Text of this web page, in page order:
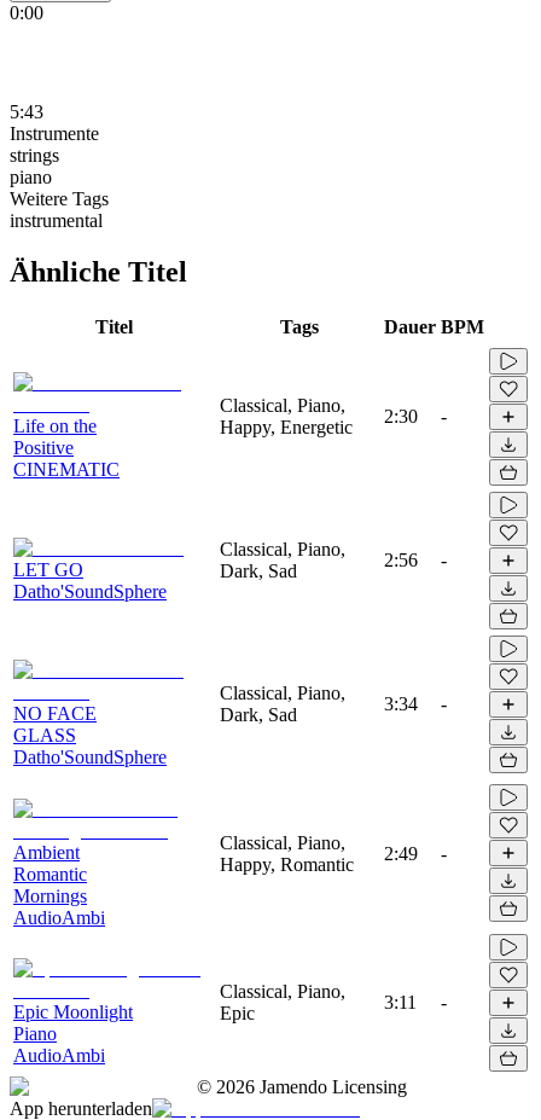
0:00
5:43
Instrumente
strings
piano
Weitere Tags
instrumental
Ähnliche Titel
Titel Tags Dauer BPM
Life on the
Positive
CINEMATIC
Classical, Piano,
Happy, Energetic
2:30 -
LET GO
Datho'SoundSphere
Classical, Piano,
Dark, Sad
2:56 -
NO FACE
GLASS
Datho'SoundSphere
Classical, Piano,
Dark, Sad
3:34 -
Ambient
Romantic
Mornings
AudioAmbi
Classical, Piano,
Happy, Romantic
2:49 -
Epic Moonlight
Piano
AudioAmbi
Classical, Piano,
Epic
3:11 -
© 2026 Jamendo Licensing
App herunterladen